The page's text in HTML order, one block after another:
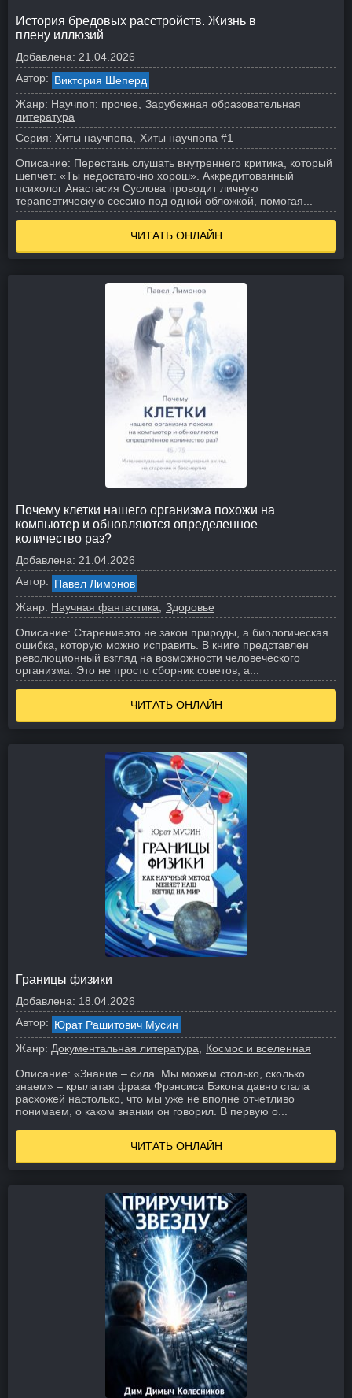
История бредовых расстройств. Жизнь в
плену иллюзий
Добавлена: 21.04.2026
Автор: Виктория Шеперд
Жанр: Научпоп: прочее
Зарубежная образовательная
литература
Серия: Хиты научпопа Хиты научпопа #1
Описание: Перестань слушать внутреннего критика, который
шепчет: «Ты недостаточно хорош». Аккредитованный
психолог Анастасия Суслова проводит личную
терапевтическую сессию под одной обложкой, помогая...
ЧИТАТЬ ОНЛАЙН
Почему клетки нашего организма похожи на
компьютер и обновляются определенное
количество раз?
Добавлена: 21.04.2026
Автор: Павел Лимонов
Жанр: Научная фантастика
Здоровье
Описание: Старениеэто не закон природы, а биологическая
ошибка, которую можно исправить. В книге представлен
революционный взгляд на возможности человеческого
организма. Это не просто сборник советов, а...
ЧИТАТЬ ОНЛАЙН
Границы физики
Добавлена: 18.04.2026
Автор: Юрат Рашитович Мусин
Жанр: Документальная литература
Космос и вселенная
Описание: «Знание – сила. Мы можем столько, сколько
знаем» – крылатая фраза Фрэнсиса Бэкона давно стала
расхожей настолько, что мы уже не вполне отчетливо
понимаем, о каком знании он говорил. В первую о...
ЧИТАТЬ ОНЛАЙН